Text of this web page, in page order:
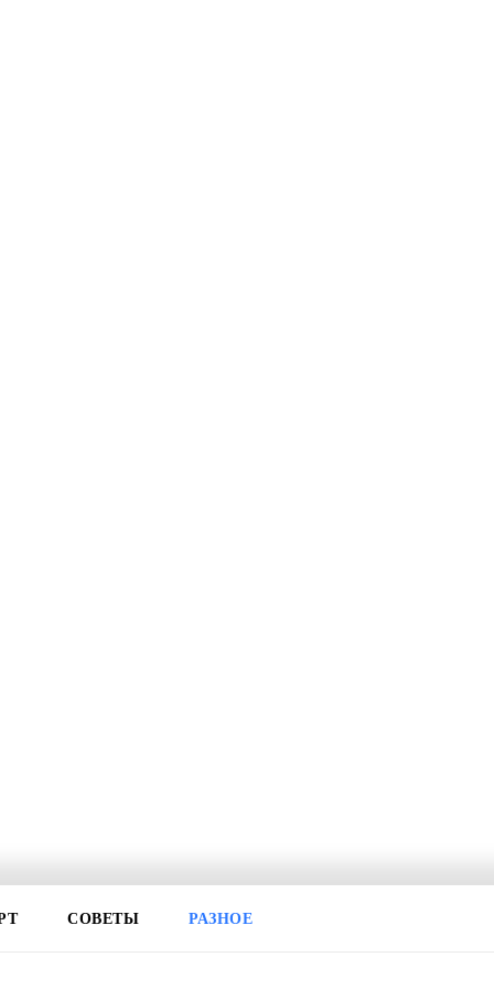
СОВЕТЫ РАЗНОЕ